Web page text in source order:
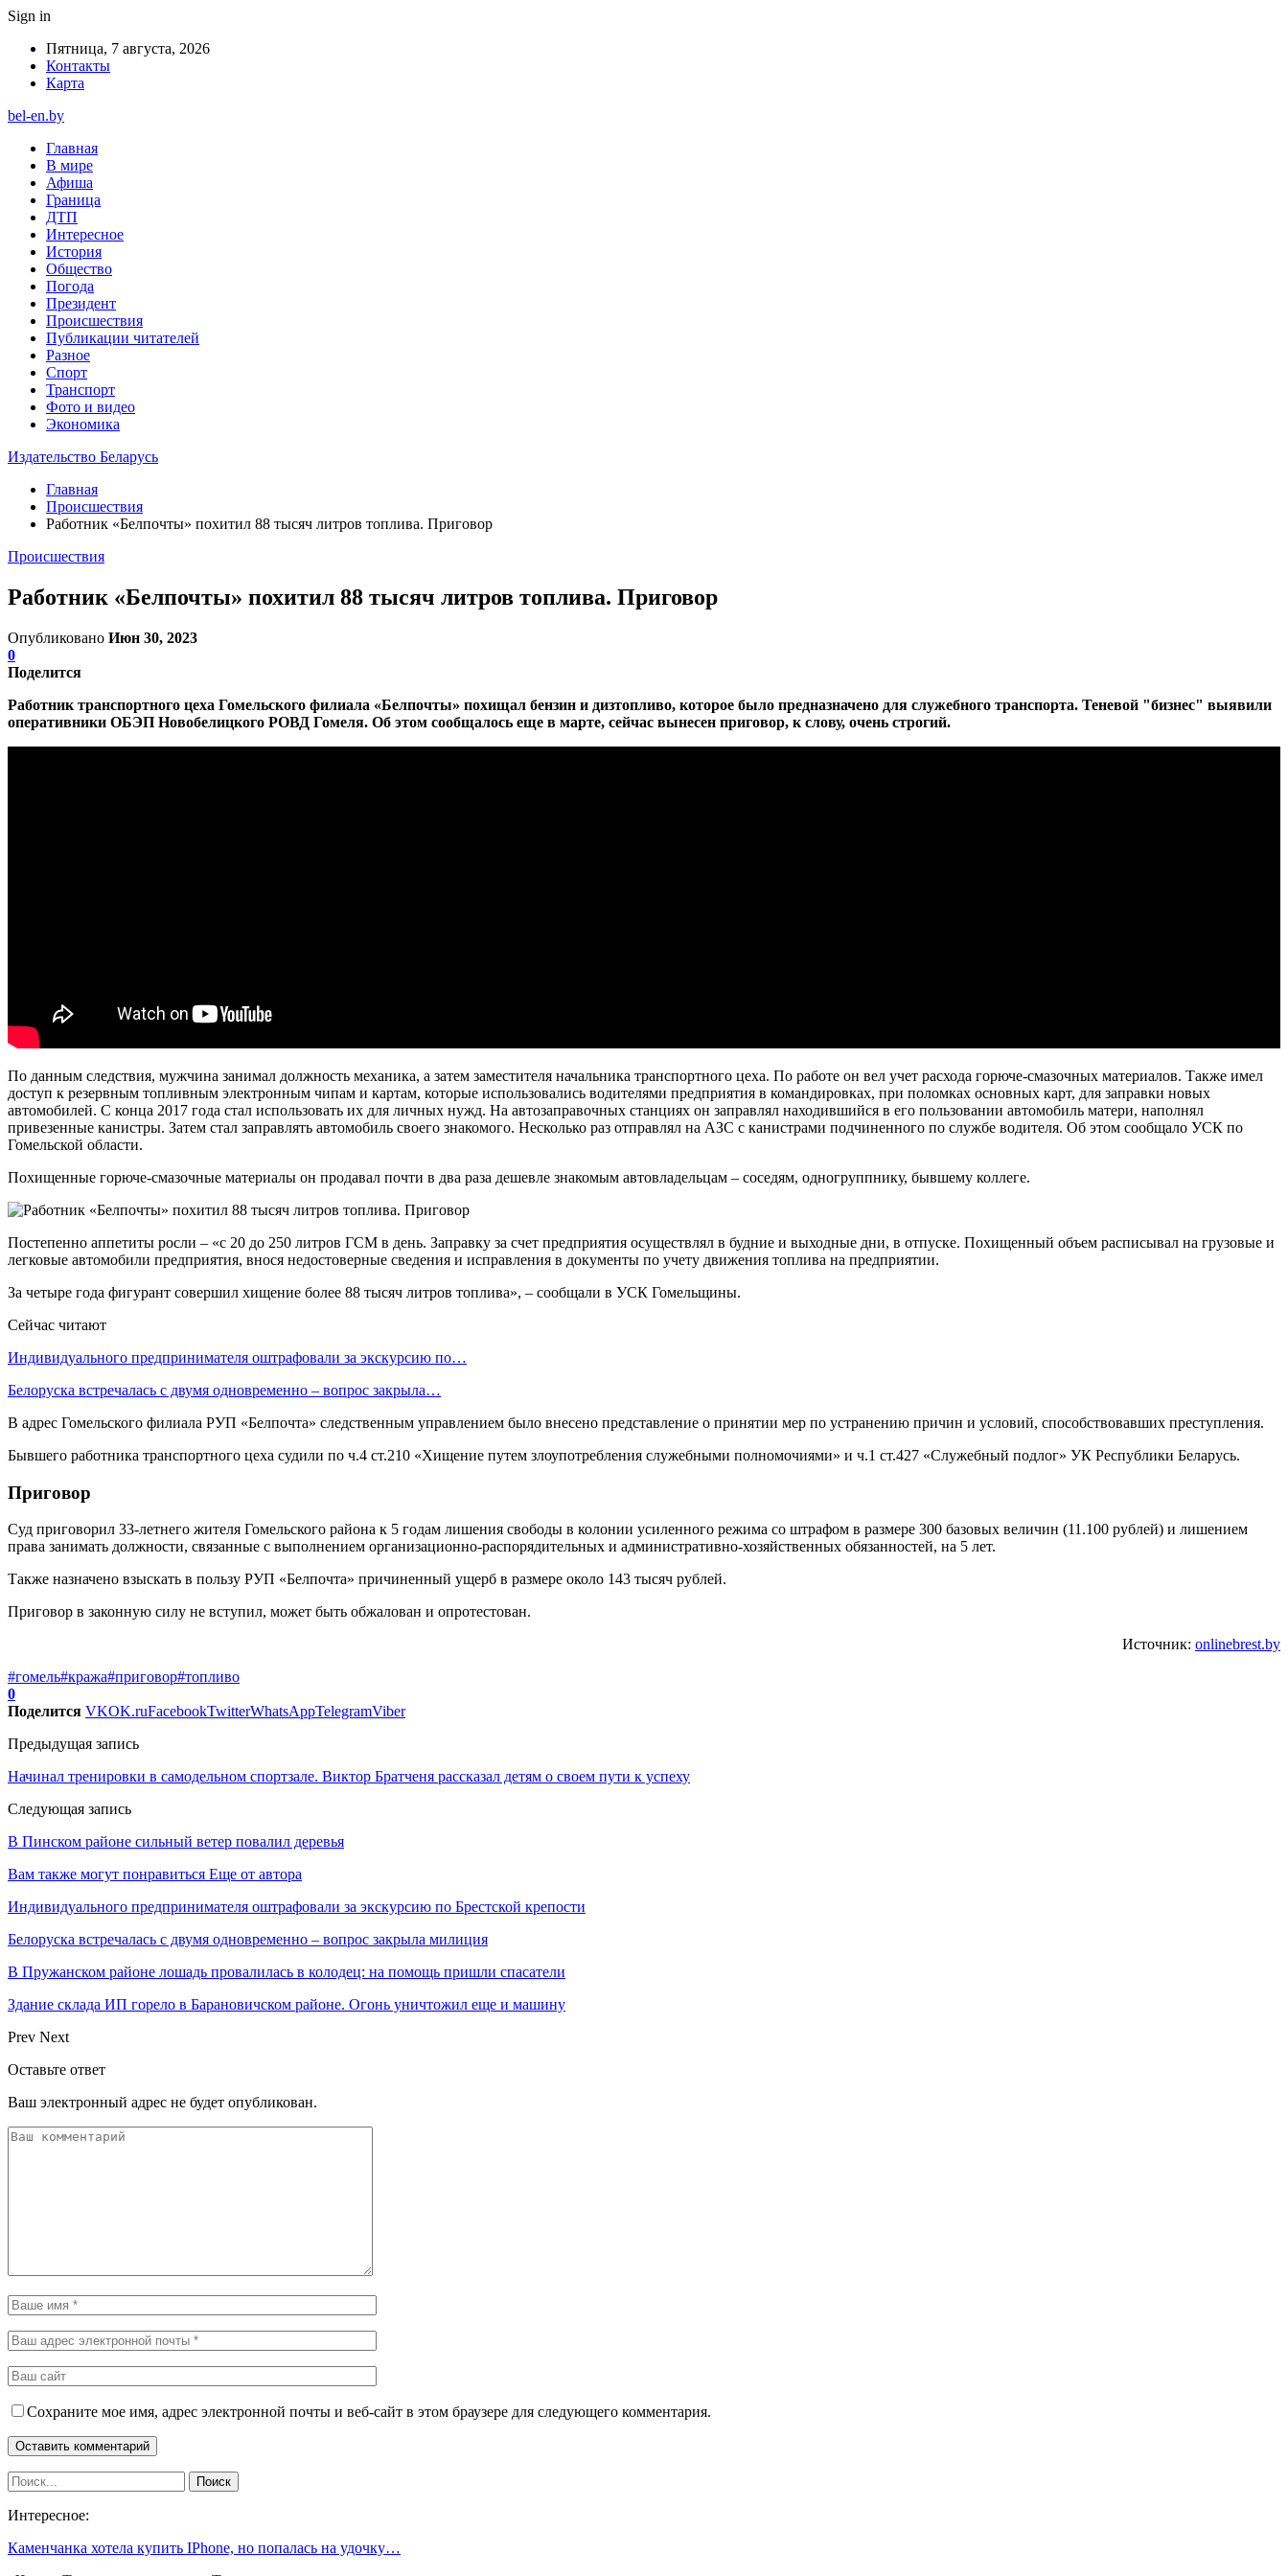
Sign in
Пятница, 7 августа, 2026
Контакты
Карта
bel-en.by
Главная
В мире
Афиша
Граница
ДТП
Интересное
История
Общество
Погода
Президент
Происшествия
Публикации читателей
Разное
Спорт
Транспорт
Фото и видео
Экономика
Издательство Беларусь
Главная
Происшествия
Работник «Белпочты» похитил 88 тысяч литров топлива. Приговор
Происшествия
Работник «Белпочты» похитил 88 тысяч литров топлива. Приговор
Опубликовано Июн 30, 2023
0
Поделится
Работник транспортного цеха Гомельского филиала «Белпочты» похищал бензин и дизтопливо, которое было предназначено для служебного транспорта. Теневой "бизнес" выявили
оперативники ОБЭП Новобелицкого РОВД Гомеля. Об этом сообщалось еще в марте, сейчас вынесен приговор, к слову, очень строгий.
По данным следствия, мужчина занимал должность механика, а затем заместителя начальника транспортного цеха. По работе он вел учет расхода горюче-смазочных материалов. Также имел
доступ к резервным топливным электронным чипам и картам, которые использовались водителями предприятия в командировках, при поломках основных карт, для заправки новых
автомобилей. С конца 2017 года стал использовать их для личных нужд. На автозаправочных станциях он заправлял находившийся в его пользовании автомобиль матери, наполнял
привезенные канистры. Затем стал заправлять автомобиль своего знакомого. Несколько раз отправлял на АЗС с канистрами подчиненного по службе водителя. Об этом сообщало УСК по
Гомельской области.
Похищенные горюче-смазочные материалы он продавал почти в два раза дешевле знакомым автовладельцам – соседям, одногруппнику, бывшему коллеге.
Постепенно аппетиты росли – «с 20 до 250 литров ГСМ в день. Заправку за счет предприятия осуществлял в будние и выходные дни, в отпуске. Похищенный объем расписывал на грузовые и
легковые автомобили предприятия, внося недостоверные сведения и исправления в документы по учету движения топлива на предприятии.
За четыре года фигурант совершил хищение более 88 тысяч литров топлива», – сообщали в УСК Гомельщины.
Сейчас читают
Индивидуального предпринимателя оштрафовали за экскурсию по…
Белоруска встречалась с двумя одновременно – вопрос закрыла…
В адрес Гомельского филиала РУП «Белпочта» следственным управлением было внесено представление о принятии мер по устранению причин и условий, способствовавших преступления.
Бывшего работника транспортного цеха судили по ч.4 ст.210 «Хищение путем злоупотребления служебными полномочиями» и ч.1 ст.427 «Служебный подлог» УК Республики Беларусь.
Приговор
Суд приговорил 33-летнего жителя Гомельского района к 5 годам лишения свободы в колонии усиленного режима со штрафом в размере 300 базовых величин (11.100 рублей) и лишением
права занимать должности, связанные с выполнением организационно-распорядительных и административно-хозяйственных обязанностей, на 5 лет.
Также назначено взыскать в пользу РУП «Белпочта» причиненный ущерб в размере около 143 тысяч рублей.
Приговор в законную силу не вступил, может быть обжалован и опротестован.
Источник: onlinebrest.by
#гомель#кража#приговор#топливо
0
Поделится VKOK.ruFacebookTwitterWhatsAppTelegramViber
Предыдущая запись
Начинал тренировки в самодельном спортзале. Виктор Братченя рассказал детям о своем пути к успеху
Следующая запись
В Пинском районе сильный ветер повалил деревья
Вам также могут понравиться Еще от автора
Индивидуального предпринимателя оштрафовали за экскурсию по Брестской крепости
Белоруска встречалась с двумя одновременно – вопрос закрыла милиция
В Пружанском районе лошадь провалилась в колодец: на помощь пришли спасатели
Здание склада ИП горело в Барановичском районе. Огонь уничтожил еще и машину
Prev Next
Оставьте ответ
Ваш электронный адрес не будет опубликован.
Сохраните мое имя, адрес электронной почты и веб-сайт в этом браузере для следующего комментария.
Интересное:
Каменчанка хотела купить IPhone, но попалась на удочку…